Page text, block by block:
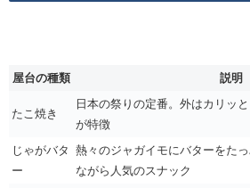
屋台の種類 説明
たこ焼き
日本の祭りの定番。外はカリッ
が特徴
じゃがバタ
ー
熱々のジャガイモにバターをた
ながら人気のスナック